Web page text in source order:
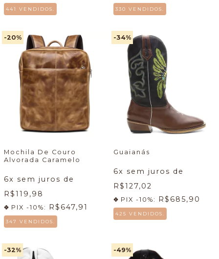
441 VENDIDOS. 330 VENDIDOS.
-20%
Mochila De Couro
Alvorada Caramelo
6x sem juros de
R$119,98
PIX -10%: R$647,91
347 VENDIDOS.
-34%
Guaianás
6x sem juros de
R$127,02
PIX -10%: R$685,90
425 VENDIDOS.
-32% -49%